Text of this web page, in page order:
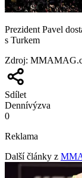
Prezident Pavel
s Turkem
Zdroj:
Sdílet
Dennívýzva
0
Reklama
Další články z